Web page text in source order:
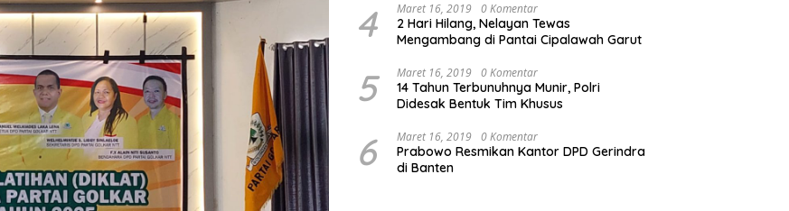
4 Maret 16, 2019 0 Komentar
2 Hari Hilang, Nelayan Tewas
Mengambang di Pantai Cipalawah Garut
5 Maret 16, 2019 0 Komentar
14 Tahun Terbunuhnya Munir, Polri
Didesak Bentuk Tim Khusus
6 Maret 16, 2019 0 Komentar
Prabowo Resmikan Kantor DPD Gerindra
di Banten